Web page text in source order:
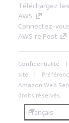
Téléchargez
AWS
Connectez-
AWS re:Post
Confidentialité
site
Amazon Web
droits réservés.
Français